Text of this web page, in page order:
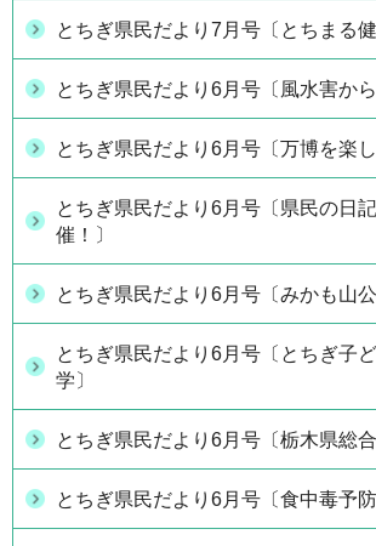
とちぎ県民だより7月号〔とちまる健
とちぎ県民だより6月号〔風水害か
とちぎ県民だより6月号〔万博を楽し
とちぎ県民だより6月号〔県民の日
催！〕
とちぎ県民だより6月号〔みかも山公
とちぎ県民だより6月号〔とちぎ子
学〕
とちぎ県民だより6月号〔栃木県総
とちぎ県民だより6月号〔食中毒予防